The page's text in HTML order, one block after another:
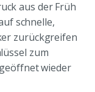
aus der Früh
schnelle,
zurückgreifen
zum
wieder